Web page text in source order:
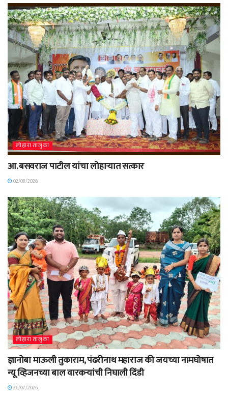
लोहारा तालुका
आ. बसवराज पाटील यांचा लोहाऱ्यात सत्कार
02/08/2026
लोहारा तालुका
ज्ञानोबा माऊली तुकाराम, पंढरीनाथ महाराज की जयच्या नामघोषात
न्यू व्हिजनच्या बाल वारकऱ्यांची निघाली दिंडी
26/07/2026